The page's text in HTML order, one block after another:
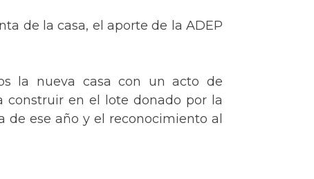
de la casa, el aporte de la ADEP
la nueva casa con un acto de
construir en el lote donado por la
de ese año y el reconocimiento al